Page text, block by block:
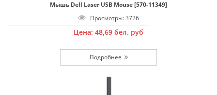
Мышь Dell Laser USB Mouse [570-11349]
Просмотры: 3726
Цена: 48,69 бел. руб